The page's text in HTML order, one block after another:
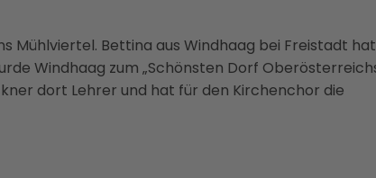
Mühlviertel. Bettina aus Windhaag bei Freistadt
Windhaag zum „Schönsten Dorf
dort Lehrer und hat für den Kirchenchor die